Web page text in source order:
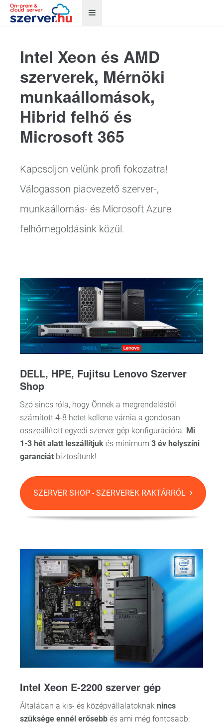
Intel Xeon és AMD
szerverek, Mérnöki
munkaállomások,
Hibrid felhő és
Microsoft 365
Kapcsoljon velünk profi fokozatra!
Válogasson piacvezető szerver-,
munkaállomás- és Microsoft Azure
felhőmegoldásink közül.
DELL, HPE, Fujitsu Lenovo Szerver
Shop
Szó sincs róla, hogy Önnek a megrendeléstől
számított 4-8 hetet kellene várnia a gondosan
összeállított egyedi szerver gép konfigurációra. Mi
1-3 hét alatt leszállítjuk és minimum 3 év helyszíni
garanciát biztosítunk!
SZERVER SHOP - SZERVEREK RAKTÁRRÓL
Intel Xeon E-2200 szerver gép
Általában a kis- és középvállalatoknak nincs
szüksége ennél erősebb és ami még fontosabb: